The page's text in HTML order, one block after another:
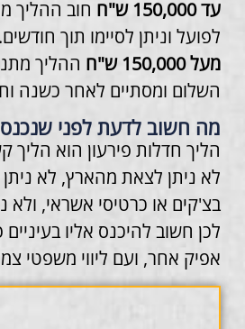
עד 150,000 ש"ח
חוב ההליך
לפועל וניתן לסיימו תוך חודשים.
מעל 150,000 ש"ח
ההליך
השלום ומסתיים לאחר כשנה
מה חשוב לדעת לפני
הליך חדלות פירעון הוא הליך
לא ניתן לצאת מהארץ, לא
בצ'קים או כרטיסי אשראי, ולא
לכן חשוב להיכנס אליו
אפיק אחר, ועם ליווי משפטי